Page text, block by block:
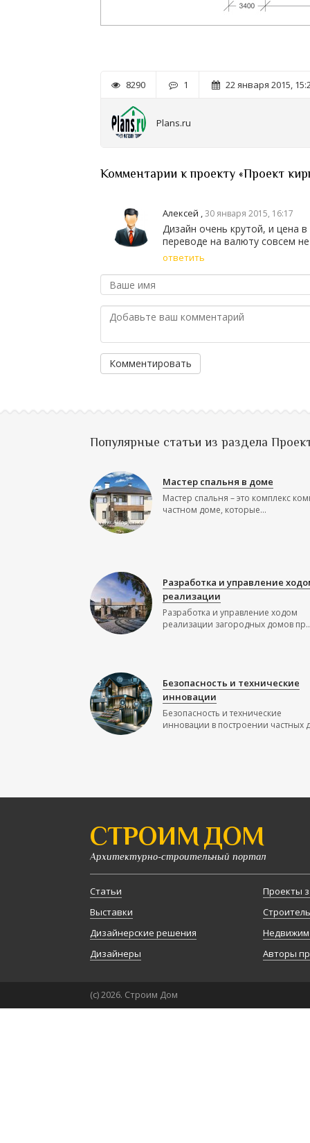
8290 1 22 января 2015,
Plans.ru
Комментарии к проекту «Проект
Алексей ,30 января 2015, 16:17
Дизайн очень крутой, и цена
переводе на валюту совсем
ответить
Комментировать
Популярные статьи из раздела
Мастер спальня в доме
Мастер спальня – это комплекс
частном доме, которые...
Разработка и управление
реализации
Разработка и управление ходом
реализации загородных домов
Безопасность и технические
инновации
Безопасность и технические
инновации в построении частных
СТРОИМ ДОМ
Архитектурно-строительный портал
Статьи
Выставки
Дизайнерские решения
Дизайнеры
Проекты
Авторы
(с) 2026. Строим Дом